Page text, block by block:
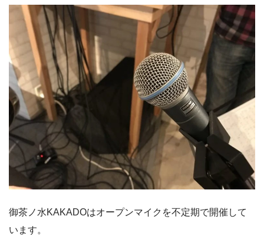
御茶ノ水KAKADOはオープンマイクを不定期で開催して
います。